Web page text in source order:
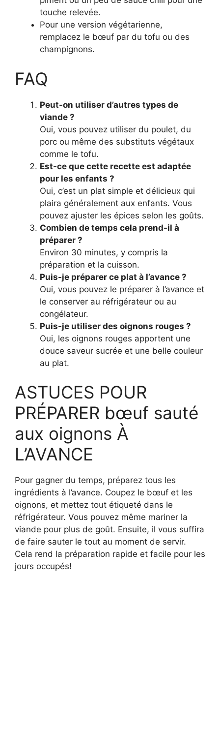
touche relevée.
Pour une version végétarienne,
remplacez le bœuf par du tofu ou des
champignons.
FAQ
Peut-on utiliser d’autres types de
viande ?
Oui, vous pouvez utiliser du poulet, du
porc ou même des substituts végétaux
comme le tofu.
Est-ce que cette recette est adaptée
pour les enfants ?
Oui, c’est un plat simple et délicieux qui
plaira généralement aux enfants. Vous
pouvez ajuster les épices selon les goûts.
Combien de temps cela prend-il à
préparer ?
Environ 30 minutes, y compris la
préparation et la cuisson.
Puis-je préparer ce plat à l’avance ?
Oui, vous pouvez le préparer à l’avance et
le conserver au réfrigérateur ou au
congélateur.
Puis-je utiliser des oignons rouges ?
Oui, les oignons rouges apportent une
douce saveur sucrée et une belle couleur
au plat.
ASTUCES POUR
PRÉPARER bœuf sauté
aux oignons À
L’AVANCE
Pour gagner du temps, préparez tous les
ingrédients à l’avance. Coupez le bœuf et les
oignons, et mettez tout étiqueté dans le
réfrigérateur. Vous pouvez même mariner la
viande pour plus de goût. Ensuite, il vous suffira
de faire sauter le tout au moment de servir.
Cela rend la préparation rapide et facile pour les
jours occupés!